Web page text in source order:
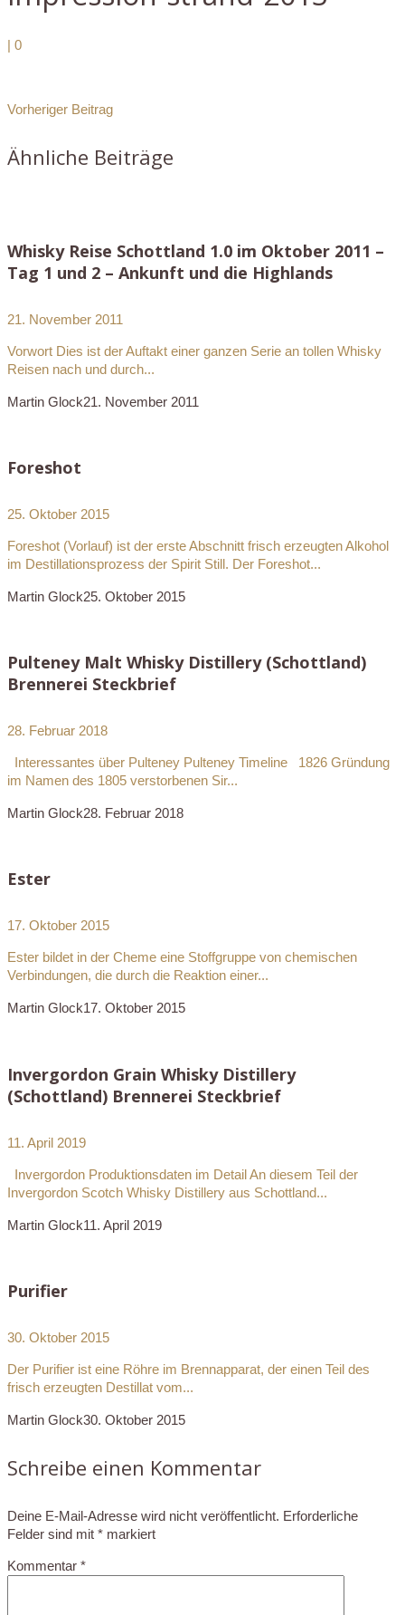
| 0
Vorheriger Beitrag
Ähnliche Beiträge
Whisky Reise Schottland 1.0 im Oktober 2011 –
Tag 1 und 2 – Ankunft und die Highlands
21. November 2011
Vorwort Dies ist der Auftakt einer ganzen Serie an tollen Whisky
Reisen nach und durch...
Martin Glock21. November 2011
Foreshot
25. Oktober 2015
Foreshot (Vorlauf) ist der erste Abschnitt frisch erzeugten Alkohol
im Destillationsprozess der Spirit Still. Der Foreshot...
Martin Glock25. Oktober 2015
Pulteney Malt Whisky Distillery (Schottland)
Brennerei Steckbrief
28. Februar 2018
Interessantes über Pulteney Pulteney Timeline 1826 Gründung
im Namen des 1805 verstorbenen Sir...
Martin Glock28. Februar 2018
Ester
17. Oktober 2015
Ester bildet in der Cheme eine Stoffgruppe von chemischen
Verbindungen, die durch die Reaktion einer...
Martin Glock17. Oktober 2015
Invergordon Grain Whisky Distillery
(Schottland) Brennerei Steckbrief
11. April 2019
Invergordon Produktionsdaten im Detail An diesem Teil der
Invergordon Scotch Whisky Distillery aus Schottland...
Martin Glock11. April 2019
Purifier
30. Oktober 2015
Der Purifier ist eine Röhre im Brennapparat, der einen Teil des
frisch erzeugten Destillat vom...
Martin Glock30. Oktober 2015
Schreibe einen Kommentar
Deine E-Mail-Adresse wird nicht veröffentlicht. Erforderliche
Felder sind mit * markiert
Kommentar *